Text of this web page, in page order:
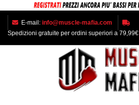
E-mail: info@muscle-mafia.com
Spedizioni gratuite per ordini superiori a 79,99€